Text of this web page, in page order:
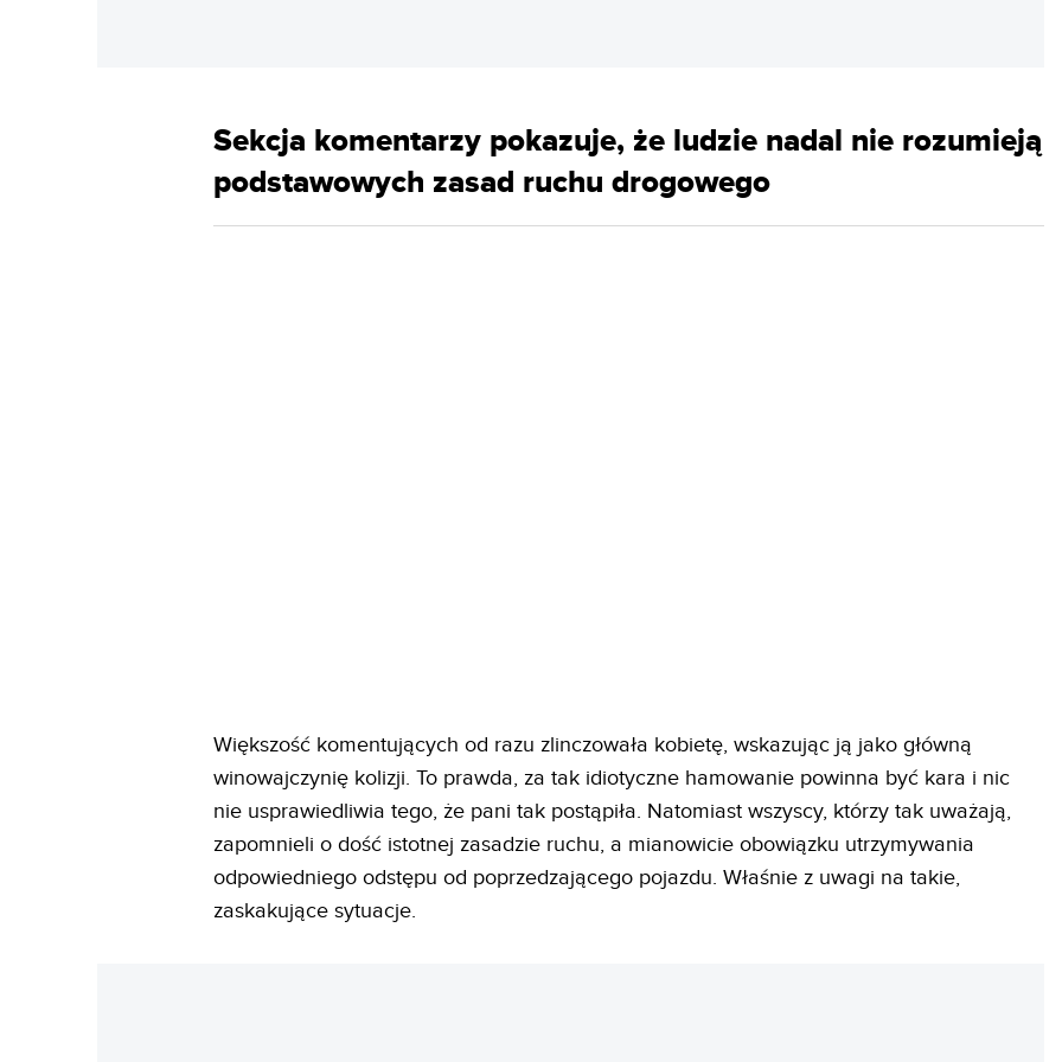
Sekcja komentarzy pokazuje, że ludzie nadal nie rozumieją
podstawowych zasad ruchu drogowego
Większość komentujących od razu zlinczowała kobietę, wskazując ją jako główną
winowajczynię kolizji. To prawda, za tak idiotyczne hamowanie powinna być kara i nic
nie usprawiedliwia tego, że pani tak postąpiła. Natomiast wszyscy, którzy tak uważają,
zapomnieli o dość istotnej zasadzie ruchu, a mianowicie obowiązku utrzymywania
odpowiedniego odstępu od poprzedzającego pojazdu. Właśnie z uwagi na takie,
zaskakujące sytuacje.